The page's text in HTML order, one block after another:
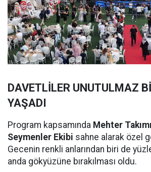
DAVETLİLER UNUTULMAZ
YAŞADI
Program kapsamında Mehter Takımı
Seymenler Ekibi sahne alarak özel
Gecenin renkli anlarından biri de
anda gökyüzüne bırakılması oldu.